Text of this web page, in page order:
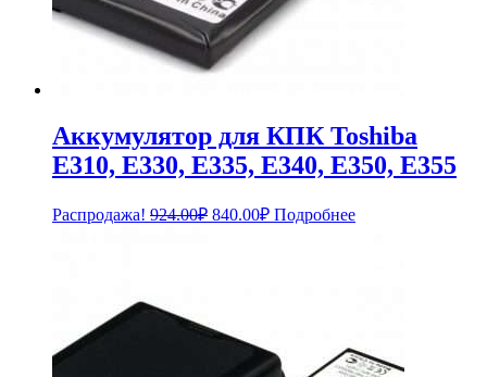
Аккумулятор для КПК Toshiba
E310, E330, E335, E340, E350, E355
Распродажа! 924.00₽ Первоначальная
840.00₽Текущая
цена:
Подробнее